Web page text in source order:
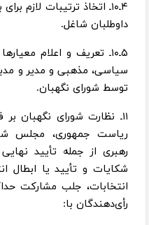
۴ـ۱۰ـ اتخاذ ترتیبات
داوطلبان شاغل.
۵ـ۱۰ـ تعریف و اعلام
سیاسی، مذهبی و مدیر و
توسط شورای نگهبان.
۱۱ـ نظارت شورای نگهبان بر
ریاست جمهوری، مجلس
رهبری از جمله تأیید
شکایات و تأیید یا ابطال
انتخابات، جلب مشارکت
رأی‌دهندگان با: